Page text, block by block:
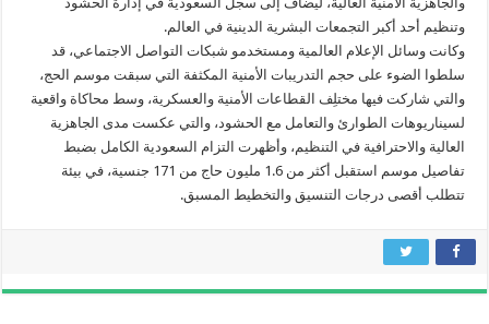
وتنظيم أحد أكبر التجمعات البشرية الدينية في العالم.
وكانت وسائل الإعلام العالمية ومستخدمو شبكات التواصل الاجتماعي، قد
سلطوا الضوء على حجم التدريبات الأمنية المكثفة التي سبقت موسم الحج،
والتي شاركت فيها مختلِف القطاعات الأمنية والعسكرية، وسط محاكاة واقعية
لسيناريوهات الطوارئ والتعامل مع الحشود، والتي عكست مدى الجاهزية
العالية والاحترافية في التنظيم، وأظهرت التزام السعودية الكامل بضبط
تفاصيل موسم استقبل أكثر من 1.6 مليون حاج من 171 جنسية، في بيئة
تتطلب أقصى درجات التنسيق والتخطيط المسبق.